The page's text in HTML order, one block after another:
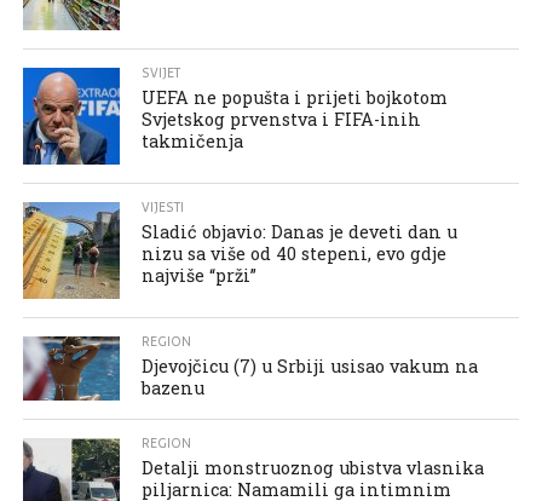
SVIJET
UEFA ne popušta i prijeti bojkotom
Svjetskog prvenstva i FIFA-inih
takmičenja
VIJESTI
Sladić objavio: Danas je deveti dan u
nizu sa više od 40 stepeni, evo gdje
najviše “prži”
REGION
Djevojčicu (7) u Srbiji usisao vakum na
bazenu
REGION
Detalji monstruoznog ubistva vlasnika
piljarnica: Namamili ga intimnim